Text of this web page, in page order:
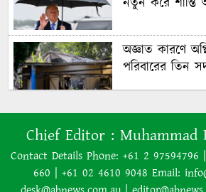
অজ্ঞাত কারণে
পরিবারের তিন
অনেক ইতিবাচক
পররাষ্ট্রমন্ত্রীর
বিশেষ দূত
আমাকে
Chief Editor : Muhammad
Contact Details Phone: +61 2
660 | +61 02 4610 9048 Email: